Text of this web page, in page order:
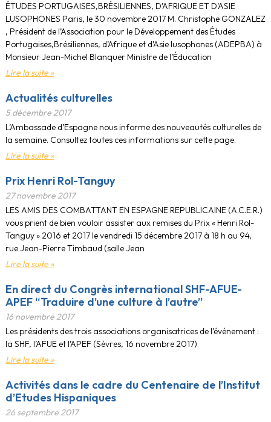
ÉTUDES PORTUGAISES,BRÉSILIENNES, D’AFRIQUE ET D’ASIE
LUSOPHONES Paris, le 30 novembre 2017 M. Christophe GONZALEZ
, Président de l’Association pour le Développement des Études
Portugaises,Brésiliennes, d’Afrique et d’Asie lusophones (ADEPBA) à
Monsieur Jean-Michel Blanquer Ministre de l’Éducation
Lire la suite »
Actualités culturelles
5 décembre 2017
L’Ambassade d’Espagne nous informe des nouveautés culturelles de
la semaine. Consultez toutes ces informations sur cette page.
Lire la suite »
Prix Henri Rol-Tanguy
27 novembre 2017
LES AMIS DES COMBATTANT EN ESPAGNE REPUBLICAINE (A.C.E.R.)
vous prient de bien vouloir assister aux remises du Prix « Henri Rol-
Tanguy » 2016 et 2017 le vendredi 15 décembre 2017 à 18 h au 94,
rue Jean-Pierre Timbaud (salle Jean
Lire la suite »
En direct du Congrès international SHF-AFUE-
APEF “Traduire d’une culture à l’autre”
16 novembre 2017
Les présidents des trois associations organisatrices de l’événement :
la SHF, l’AFUE et l’APEF (Sèvres, 16 novembre 2017)
Lire la suite »
Activités dans le cadre du Centenaire de l’Institut
d’Etudes Hispaniques
26 septembre 2017